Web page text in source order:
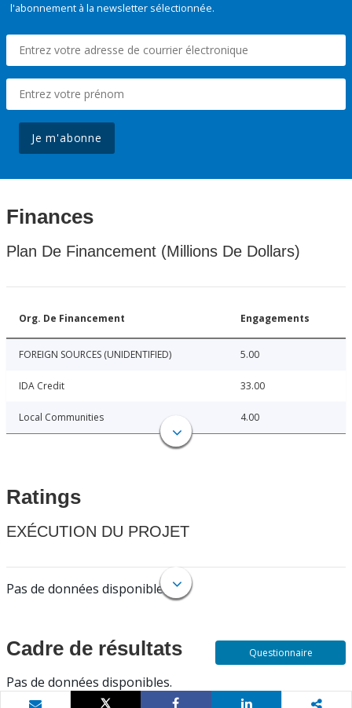
l'abonnement à la newsletter sélectionnée.
Je m'abonne
Finances
Plan De Financement (Millions De Dollars)
Org. De Financement Engagements
FOREIGN SOURCES (UNIDENTIFIED) 5.00
IDA Credit 33.00
Local Communities 4.00
Ratings
EXÉCUTION DU PROJET
Pas de données disponibles.
Cadre de résultats
Pas de données disponibles.
Questionnaire